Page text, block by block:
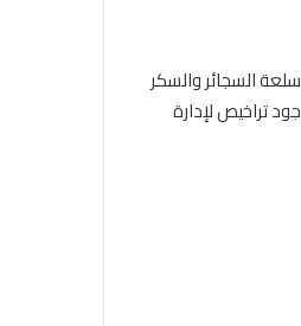
لسلعة السجائر والسكر
تراخيص لإدارة